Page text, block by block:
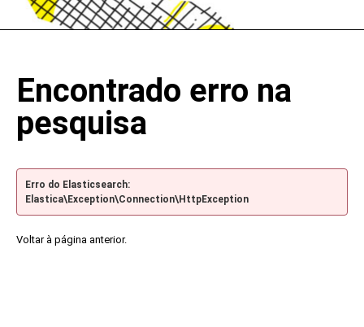
Encontrado erro na
pesquisa
Erro do Elasticsearch:
Elastica\Exception\Connection\HttpException
Voltar à página anterior.